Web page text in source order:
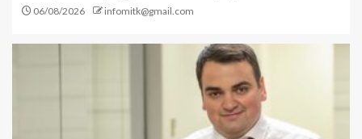
06/08/2026 infomitk@gmail.com